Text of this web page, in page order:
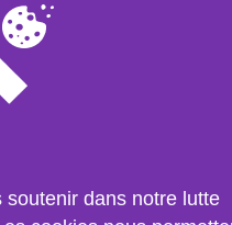
dans notre lutte
et